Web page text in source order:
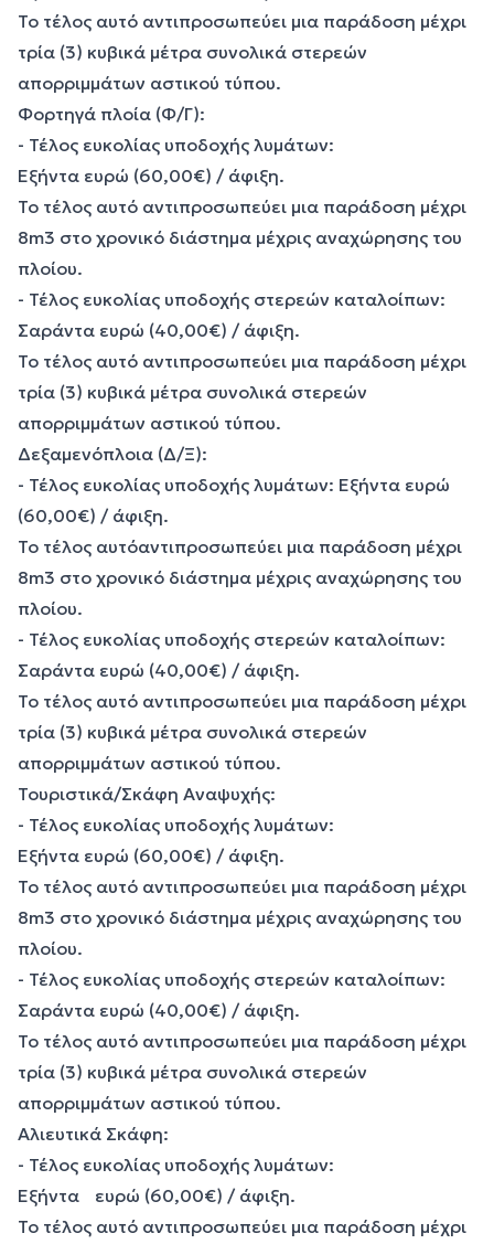
Το τέλος αυτό αντιπροσωπεύει μια παράδοση μέχρι
τρία (3) κυβικά μέτρα συνολικά στερεών
απορριμμάτων αστικού τύπου.
Φορτηγά πλοία (Φ/Γ):
- Τέλος ευκολίας υποδοχής λυμάτων:
Εξήντα ευρώ (60,00€) / άφιξη.
Το τέλος αυτό αντιπροσωπεύει μια παράδοση μέχρι
8m3 στο χρονικό διάστημα μέχρις αναχώρησης του
πλοίου.
- Τέλος ευκολίας υποδοχής στερεών καταλοίπων:
Σαράντα ευρώ (40,00€) / άφιξη.
Το τέλος αυτό αντιπροσωπεύει μια παράδοση μέχρι
τρία (3) κυβικά μέτρα συνολικά στερεών
απορριμμάτων αστικού τύπου.
Δεξαμενόπλοια (Δ/Ξ):
- Τέλος ευκολίας υποδοχής λυμάτων: Εξήντα ευρώ
(60,00€) / άφιξη.
Το τέλος αυτόαντιπροσωπεύει μια παράδοση μέχρι
8m3 στο χρονικό διάστημα μέχρις αναχώρησης του
πλοίου.
- Τέλος ευκολίας υποδοχής στερεών καταλοίπων:
Σαράντα ευρώ (40,00€) / άφιξη.
Το τέλος αυτό αντιπροσωπεύει μια παράδοση μέχρι
τρία (3) κυβικά μέτρα συνολικά στερεών
απορριμμάτων αστικού τύπου.
Τουριστικά/Σκάφη Αναψυχής:
- Τέλος ευκολίας υποδοχής λυμάτων:
Εξήντα ευρώ (60,00€) / άφιξη.
Το τέλος αυτό αντιπροσωπεύει μια παράδοση μέχρι
8m3 στο χρονικό διάστημα μέχρις αναχώρησης του
πλοίου.
- Τέλος ευκολίας υποδοχής στερεών καταλοίπων:
Σαράντα ευρώ (40,00€) / άφιξη.
Το τέλος αυτό αντιπροσωπεύει μια παράδοση μέχρι
τρία (3) κυβικά μέτρα συνολικά στερεών
απορριμμάτων αστικού τύπου.
Αλιευτικά Σκάφη:
- Τέλος ευκολίας υποδοχής λυμάτων:
Εξήντα ευρώ (60,00€) / άφιξη.
Το τέλος αυτό αντιπροσωπεύει μια παράδοση μέχρι